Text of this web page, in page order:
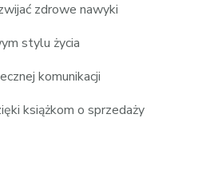
zdrowe nawyki
stylu życia
komunikacji
książkom o sprzedaży